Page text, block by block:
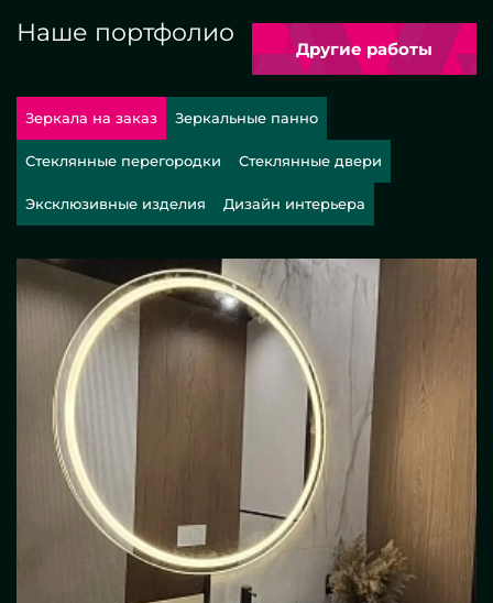
Наше портфолио
Другие работы
Зеркала на заказ Зеркальные панно
Стеклянные перегородки Стеклянные двери
Эксклюзивные изделия Дизайн интерьера